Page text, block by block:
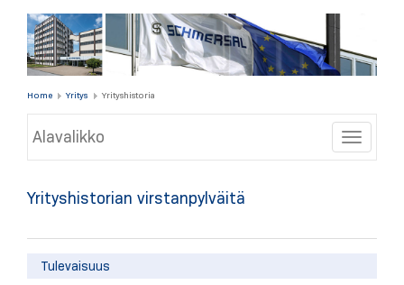
Home Yritys Yrityshistoria
Toggle
Alavalikko
Yrityshistorian virstanpylväitä
Tulevaisuus